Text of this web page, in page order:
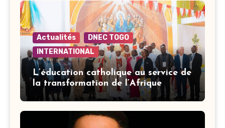
Actualités
DNEC TOGO
INTERNATIONAL
L’éducation catholique au service de
la transformation de l’Afrique